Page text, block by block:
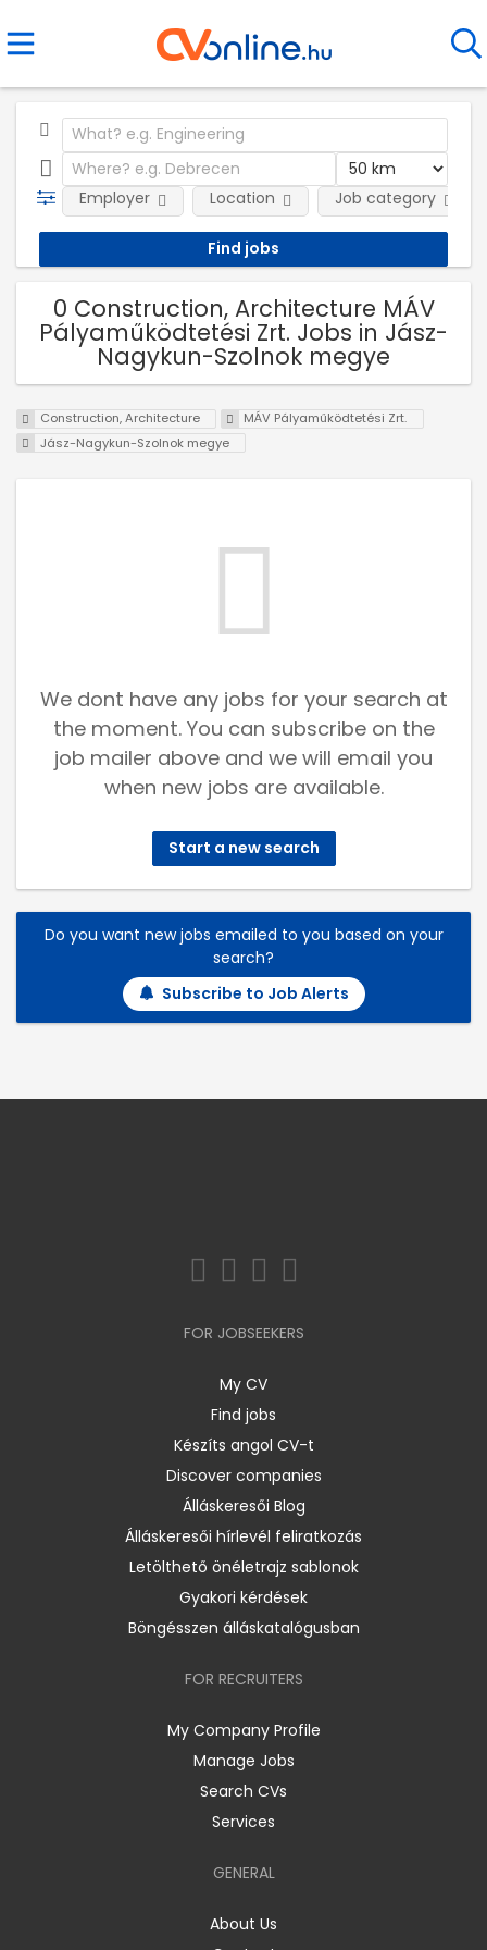
Employer Location Job category
0 Construction, Architecture MÁV
Pályaműködtetési Zrt. Jobs in Jász-
Nagykun-Szolnok megye
Construction, Architecture
MÁV Pályaműködtetési Zrt.
Jász-Nagykun-Szolnok megye
We dont have any jobs for your search at
the moment. You can subscribe on the
job mailer above and we will email you
when new jobs are available.
Start a new search
Do you want new jobs emailed to you based on your
search?
Subscribe to Job Alerts
FOR JOBSEEKERS
My CV
Find jobs
Készíts angol CV-t
Discover companies
Álláskeresői Blog
Álláskeresői hírlevél feliratkozás
Letölthető önéletrajz sablonok
Gyakori kérdések
Böngésszen álláskatalógusban
FOR RECRUITERS
My Company Profile
Manage Jobs
Search CVs
Services
GENERAL
About Us